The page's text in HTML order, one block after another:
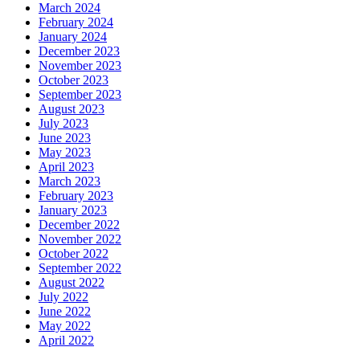
March 2024
February 2024
January 2024
December 2023
November 2023
October 2023
September 2023
August 2023
July 2023
June 2023
May 2023
April 2023
March 2023
February 2023
January 2023
December 2022
November 2022
October 2022
September 2022
August 2022
July 2022
June 2022
May 2022
April 2022